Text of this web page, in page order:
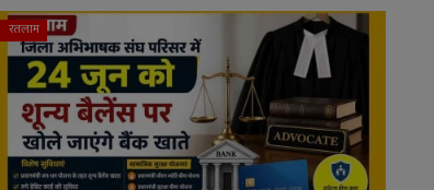
रतलाम